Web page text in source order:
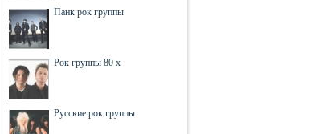
Панк рок группы
Рок группы 80 х
Русские рок группы